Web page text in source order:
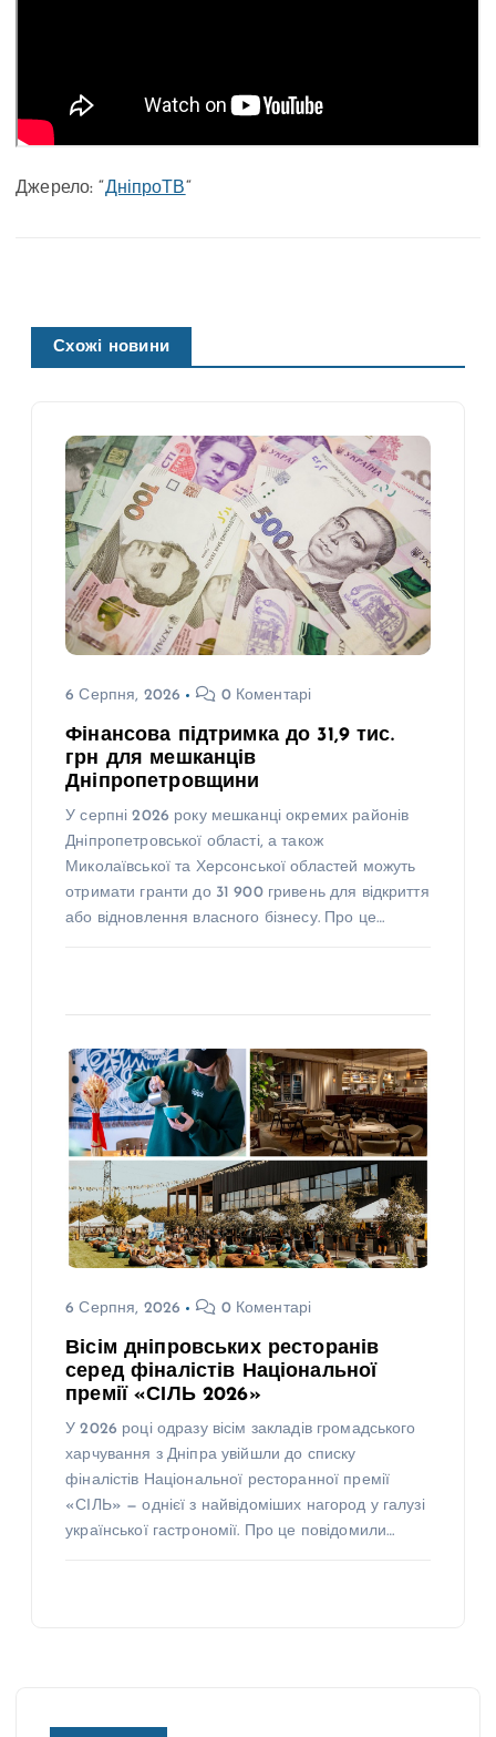
Джерело: “ДніпроТВ“
Схожі новини
6 Серпня, 2026 0 Коментарі
Фінансова підтримка до 31,9 тис.
грн для мешканців
Дніпропетровщини
У серпні 2026 року мешканці окремих районів
Дніпропетровської області, а також
Миколаївської та Херсонської областей можуть
отримати гранти до 31 900 гривень для відкриття
або відновлення власного бізнесу. Про це…
6 Серпня, 2026 0 Коментарі
Вісім дніпровських ресторанів
серед фіналістів Національної
премії «СІЛЬ 2026»
У 2026 році одразу вісім закладів громадського
харчування з Дніпра увійшли до списку
фіналістів Національної ресторанної премії
«СІЛЬ» — однієї з найвідоміших нагород у галузі
української гастрономії. Про це повідомили…